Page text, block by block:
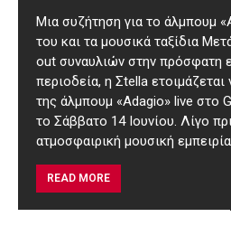
Μια συζήτηση για το άλμπουμ
του και τα μουσικά ταξίδια
out συναυλιών στην πρόσφατη
περιοδεία, η Σtella
της άλμπουμ «Adagio» live στο
το Σάββατο 14 Ιουνίου. Λίγο
ατμοσφαιρική μουσική
READ MORE